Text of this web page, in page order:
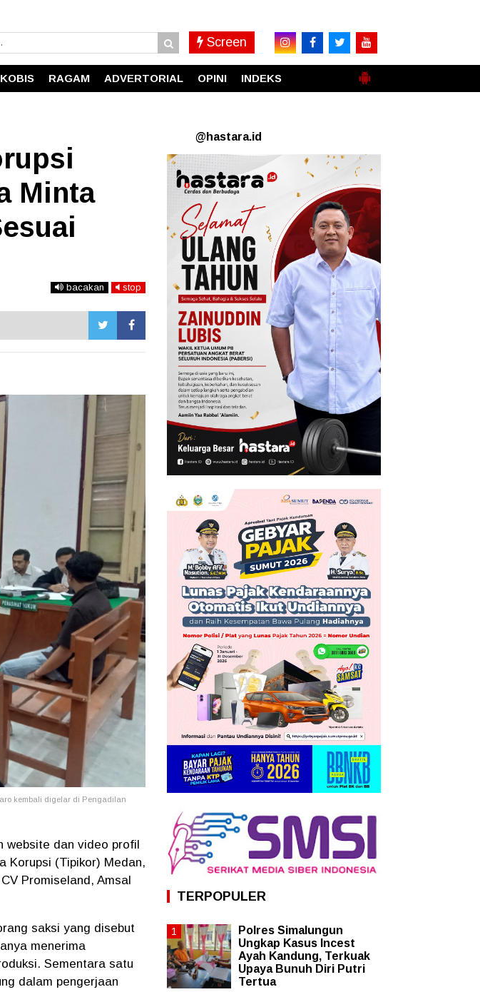
Screen
RAGAM ADVERTORIAL OPINI INDEKS
Minta
bacakan stop
kembali digelar di Pengadilan
website dan video profil
Korupsi (Tipikor) Medan,
Promiseland, Amsal
saksi yang disebut
menerima
Sementara satu
dalam pengerjaan
@hastara.id
TERPOPULER
Polres Simalungun
Ungkap Kasus Incest
Ayah Kandung, Terkuak
Upaya Bunuh Diri Putri
Tertua